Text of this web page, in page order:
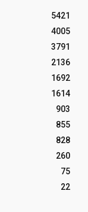
5421
4005
3791
2136
1692
1614
903
855
828
260
75
22